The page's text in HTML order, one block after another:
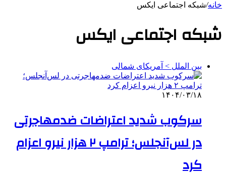
خانه/شبکه اجتماعی ایکس
شبکه اجتماعی ایکس
بین الملل > آمریکای شمالی
۱۴۰۴/۰۳/۱۸
سرکوب شدید اعتراضات ضدمهاجرتی
در لس‌آنجلس؛ ترامپ ۲ هزار نیرو اعزام
کرد